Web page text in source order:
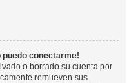
puedo conectarme!
o borrado su cuenta por
remueven sus